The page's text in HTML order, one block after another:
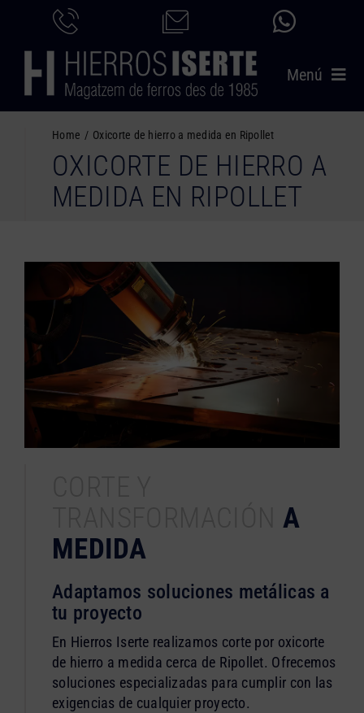
contenido
Menú
PRODUCTOS
SERVICIOS
CONTACTO
Home Oxicorte de hierro a medida en Ripollet
OXICORTE DE HIERRO A
MEDIDA EN RIPOLLET
A
MEDIDA
Adaptamos soluciones metálicas a
tu proyecto
En Hierros Iserte realizamos corte por oxicorte
de hierro a medida cerca de Ripollet. Ofrecemos
soluciones especializadas para cumplir con las
exigencias de cualquier proyecto.